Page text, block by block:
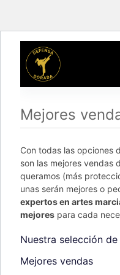
Mejores
Con todas las opciones
son las mejores vendas
queramos (más
unas serán mejores o
expertos en artes
mejores para cada
Nuestra selección
Mejores vendas